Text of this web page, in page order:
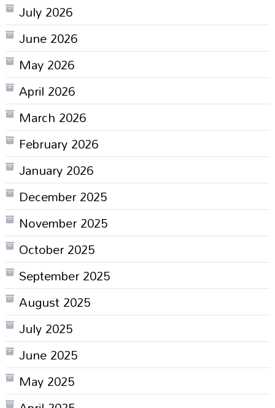
July 2026
June 2026
May 2026
April 2026
March 2026
February 2026
January 2026
December 2025
November 2025
October 2025
September 2025
August 2025
July 2025
June 2025
May 2025